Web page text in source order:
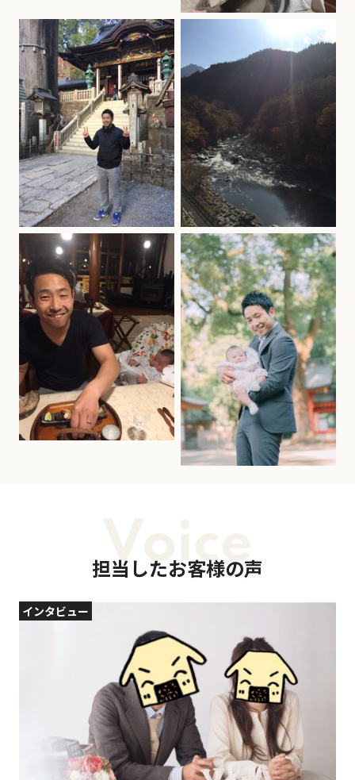
Voice
担当したお客様の声
インタビュー